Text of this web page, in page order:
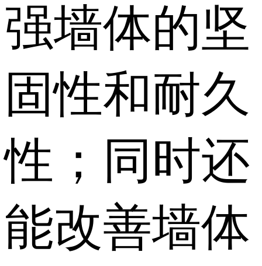
强墙体的坚
固性和耐久
性；同时还
能改善墙体